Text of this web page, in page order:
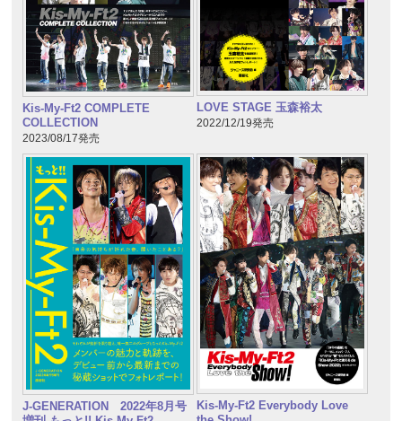
Kis-My-Ft2 COMPLETE
COLLECTION
2023/08/17発売
LOVE STAGE 玉森裕太
2022/12/19発売
J-GENERATION 2022年8月号
Kis-My-Ft2 Everybody Love